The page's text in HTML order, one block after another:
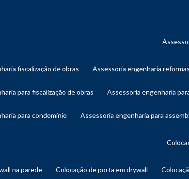
fiscalização de obras assessoria engenharia reformas
para fiscalização de obras assessoria engenharia
para condomínio assessoria engenharia para
na parede colocação de porta em drywall